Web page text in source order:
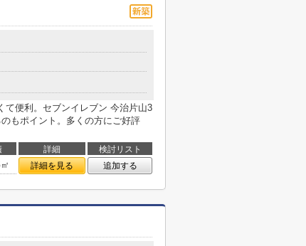
て便利。セブンイレブン 今治片山3
もポイント。多くの方にご好評
詳細
検討リスト
詳細を見る 追加する